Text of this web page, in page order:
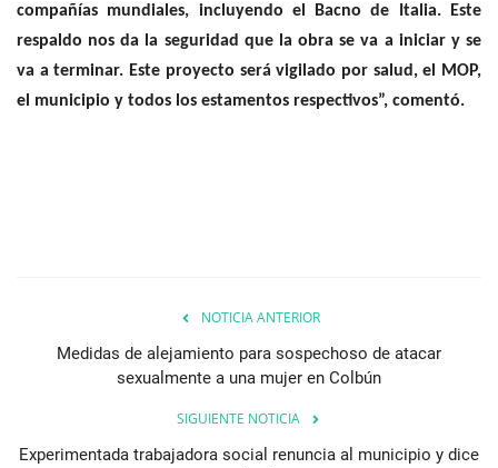
compañías mundiales, incluyendo el Bacno de Italia. Este
respaldo nos da la seguridad que la obra se va a iniciar y se
va a terminar. Este proyecto será vigilado por salud, el MOP,
el municipio y todos los estamentos respectivos”, comentó.
NOTICIA ANTERIOR
Medidas de alejamiento para sospechoso de atacar
sexualmente a una mujer en Colbún
SIGUIENTE NOTICIA
Experimentada trabajadora social renuncia al municipio y dice